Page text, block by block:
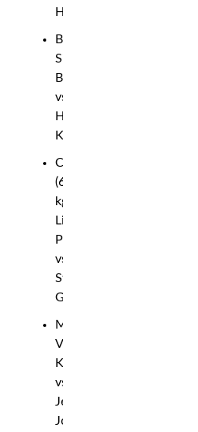
Haywood
Bantamvikt:
Simon
Bruknar
vs
Harun
Kurt
Catchweight
(63
kg):
Liam
Pitts
vs
Stephan
Guidea
Mellanvikt:
Vašek
Klimša
vs
Jessy
Joaquim